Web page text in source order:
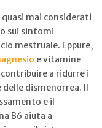
mai considerati
sui sintomi
mestruale. Eppure,
e vitamine
a ridurre i
dismenorrea. Il
e il
B6 aiuta a